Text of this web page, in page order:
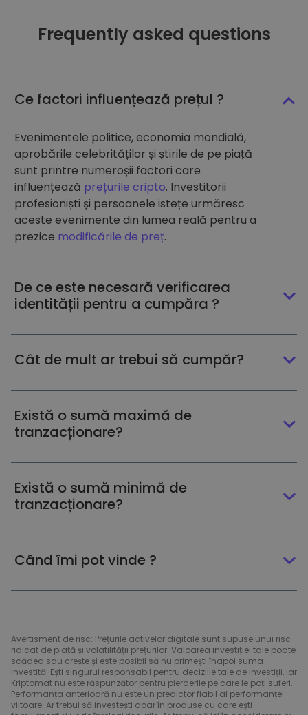
Frequently asked questions
Ce factori influențează prețul ?
Evenimentele politice, economia mondială,
aprobările celebrităților și știrile de pe piață
sunt printre numeroșii factori care
influențează prețurile cripto. Investitorii
profesioniști și persoanele istețe urmăresc
aceste evenimente din lumea reală pentru a
prezice modificările de preț.
De ce este necesară verificarea
identității pentru a cumpăra ?
Cât de mult ar trebui să cumpăr?
Există o sumă maximă de
tranzacționare?
Există o sumă minimă de
tranzacționare?
Când îmi pot vinde ?
Avertisment de risc: Prețurile activelor digitale sunt supuse unui risc
ridicat de piață și volatilității prețurilor. Valoarea investiției tale poate
scădea sau crește și este posibil să nu primești înapoi suma
investită. Ești singurul responsabil pentru deciziile tale de investiții, iar
Kriptomat nu este răspunzător pentru pierderile pe care le poți suferi.
Performanța anterioară nu este un predictor fiabil al performanței
viitoare. Ar trebui să investești doar în produse cu care ești